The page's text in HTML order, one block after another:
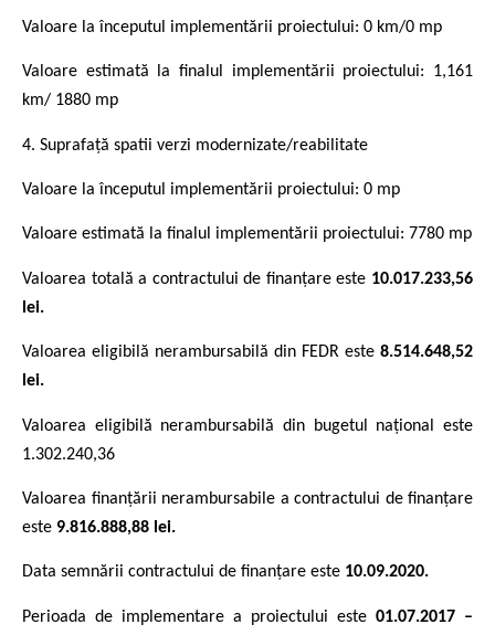
Valoare la începutul implementării proiectului: 0 km/0 mp
Valoare estimată la finalul implementării proiectului: 1,161
km/ 1880 mp
4. Suprafață spatii verzi modernizate/reabilitate
Valoare la începutul implementării proiectului: 0 mp
Valoare estimată la finalul implementării proiectului: 7780 mp
Valoarea totală a contractului de finanțare este 10.017.233,56
lei.
Valoarea eligibilă nerambursabilă din FEDR este 8.514.648,52
lei.
Valoarea eligibilă nerambursabilă din bugetul național este
1.302.240,36
Valoarea finanțării nerambursabile a contractului de finanțare
este 9.816.888,88 lei.
Data semnării contractului de finanțare este 10.09.2020.
Perioada de implementare a proiectului este 01.07.2017 –